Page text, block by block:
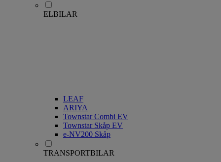
ELBILAR
LEAF
ARIYA
Townstar Combi EV
Townstar Skåp EV
e-NV200 Skåp
TRANSPORTBILAR